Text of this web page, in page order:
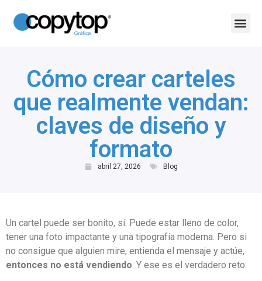
Cómo crear carteles
que realmente vendan:
claves de diseño y
formato
abril 27, 2026 Blog
Un cartel puede ser bonito, sí. Puede estar lleno de color,
tener una foto impactante y una tipografía moderna. Pero si
no consigue que alguien mire, entienda el mensaje y actúe,
entonces no está vendiendo. Y ese es el verdadero reto.